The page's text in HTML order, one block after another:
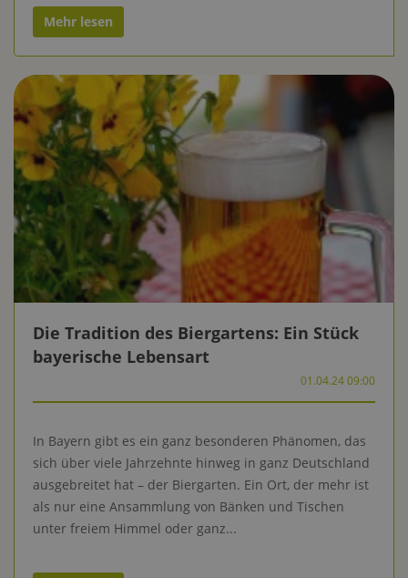
Mehr lesen
Die Tradition des Biergartens: Ein Stück
bayerische Lebensart
01.04.24 09:00
In Bayern gibt es ein ganz besonderen Phänomen, das
sich über viele Jahrzehnte hinweg in ganz Deutschland
ausgebreitet hat – der Biergarten. Ein Ort, der mehr ist
als nur eine Ansammlung von Bänken und Tischen
unter freiem Himmel oder ganz...